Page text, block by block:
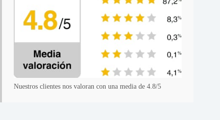
Nuestros clientes nos valoran con una media de 4.8/5